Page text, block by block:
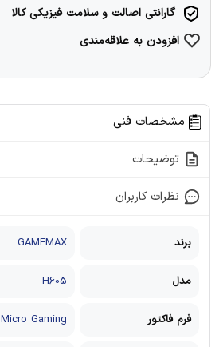
گارانتی اصالت و سلامت فیزیکی کالا
افزودن به علاقه‌مندی
مشخصات فنی
توضیحات
نظرات کاربران
برند GAMEMAX
مدل H605
فرم فاکتور Micro Gaming